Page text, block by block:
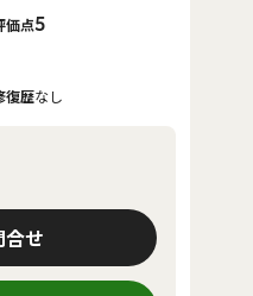
価点5
復歴なし
せ